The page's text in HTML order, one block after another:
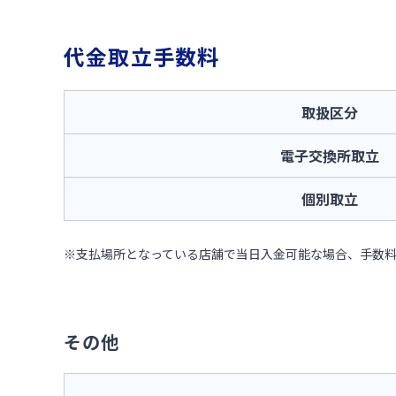
代金取立手数料
取扱区分
電子交換所取立
個別取立
※支払場所となっている店舗で当日入金可能な場合、手数料
その他